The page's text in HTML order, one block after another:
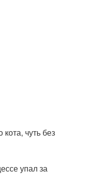
чуть без
упал за